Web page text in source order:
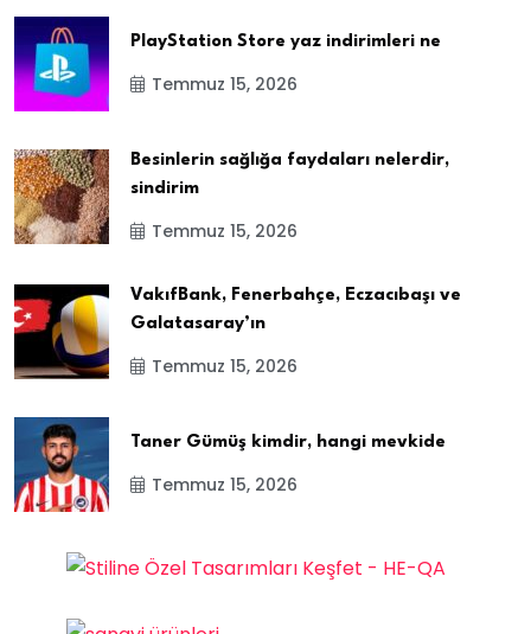
PlayStation Store yaz indirimleri ne
Temmuz 15, 2026
Besinlerin sağlığa faydaları nelerdir,
sindirim
Temmuz 15, 2026
VakıfBank, Fenerbahçe, Eczacıbaşı ve
Galatasaray’ın
Temmuz 15, 2026
Taner Gümüş kimdir, hangi mevkide
Temmuz 15, 2026